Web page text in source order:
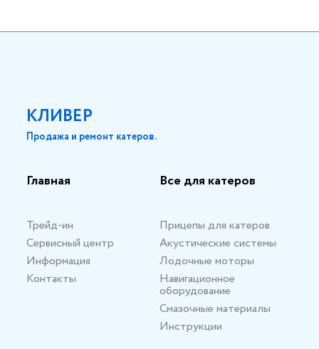
КЛИВЕР
Продажа и ремонт катеров.
Главная
Трейд-ин
Сервисный центр
Информация
Контакты
Все для катеров
Прицепы для катеров
Акустические системы
Лодочные моторы
Навигационное
оборудование
Смазочные материалы
Инструкции